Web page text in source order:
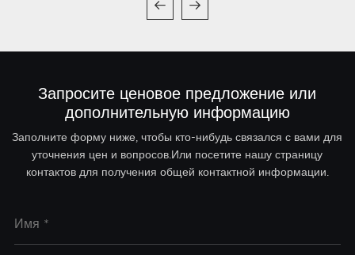
Запросите ценовое предложение или
дополнительную информацию
Заполните форму ниже, чтобы кто-нибудь связался с вами для
уточнения цен и вопросов.Или посетите нашу страницу
контактов для получения общей контактной информации.